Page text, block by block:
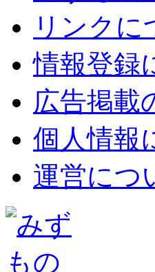
リンクに
情報登録
広告掲載
個人情報
運営につ